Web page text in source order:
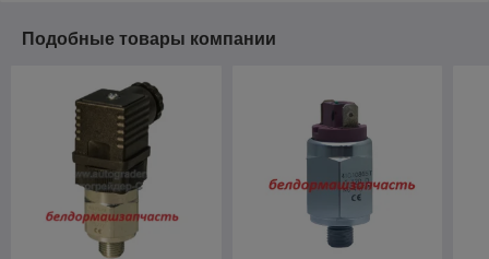
Подобные товары компании